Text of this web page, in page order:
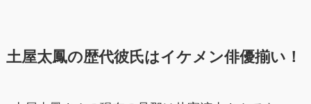
土屋太鳳の歴代彼氏はイケメン俳優揃い！